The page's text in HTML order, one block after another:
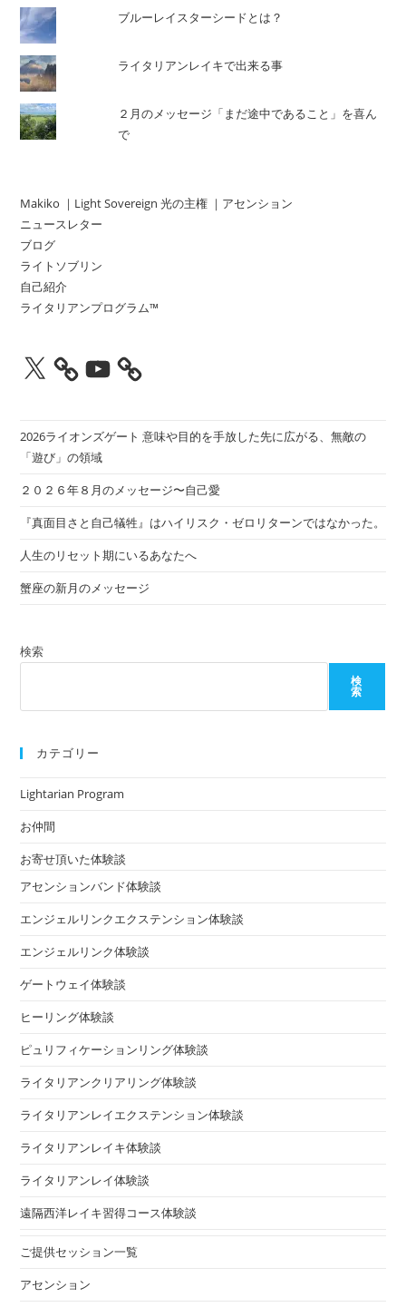
ブルーレイスターシードとは？
ライタリアンレイキで出来る事
２月のメッセージ「まだ途中であること」を喜ん
で
Makiko ｜Light Sovereign 光の主権 ｜アセンション
ニュースレター
ブログ
ライトソブリン
自己紹介
ライタリアンプログラム™
X YouTube
2026ライオンズゲート 意味や目的を手放した先に広がる、無敵の
「遊び」の領域
２０２６年８月のメッセージ〜自己愛
『真面目さと自己犠牲』はハイリスク・ゼロリターンではなかった。
人生のリセット期にいるあなたへ
蟹座の新月のメッセージ
検索
検
索
カテゴリー
Lightarian Program
お仲間
お寄せ頂いた体験談
アセンションバンド体験談
エンジェルリンクエクステンション体験談
エンジェルリンク体験談
ゲートウェイ体験談
ヒーリング体験談
ピュリフィケーションリング体験談
ライタリアンクリアリング体験談
ライタリアンレイエクステンション体験談
ライタリアンレイキ体験談
ライタリアンレイ体験談
遠隔西洋レイキ習得コース体験談
ご提供セッション一覧
アセンション